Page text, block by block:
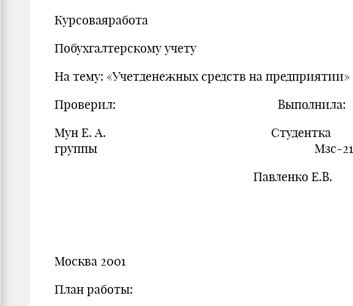
Курсоваяработа
Побухгалтерскому учету
На тему: «Учетденежных средств на предприятии»
Проверил: Выполнила:
Мун Е. А. Студентка
группы Мзс-
Павленко Е.В.
Москва 2001
План работы: